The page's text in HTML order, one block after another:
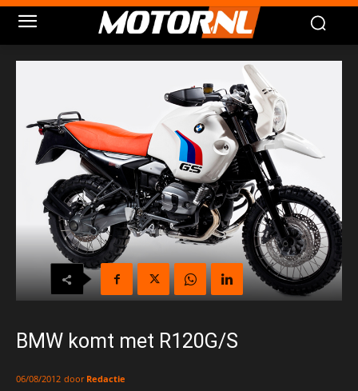
BMW komt met R120G/S
06/08/2012 door Redactie